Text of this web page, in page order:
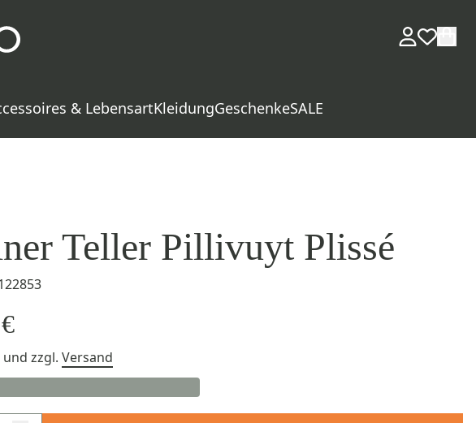
& LebensartKleidungGeschenkeSALE
Teller Pillivuyt Plissé
und zzgl. Versand